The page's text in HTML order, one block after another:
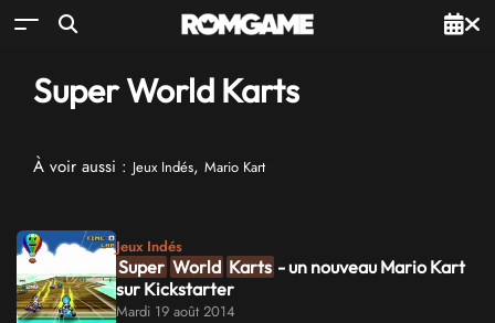
Super World Karts
À voir aussi : Jeux Indés, Mario Kart
Jeux Indés
Super World Karts - un nouveau Mario Kart
sur Kickstarter
Mardi 19 août 2014